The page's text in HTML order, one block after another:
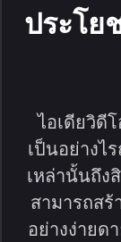
ประโย
ไอเดียวิดี
เป็นอย่างไ
เหล่านั้นถึง
สามารถส
อย่างง่ายด